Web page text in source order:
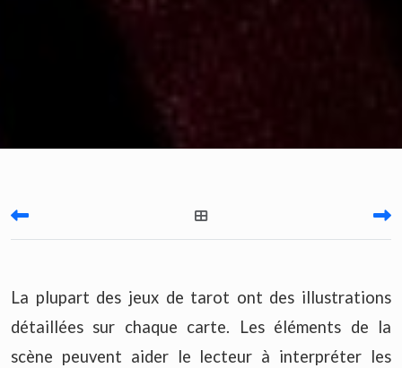
La plupart des jeux de tarot ont des illustrations
détaillées sur chaque carte. Les éléments de la
scène peuvent aider le lecteur à interpréter les